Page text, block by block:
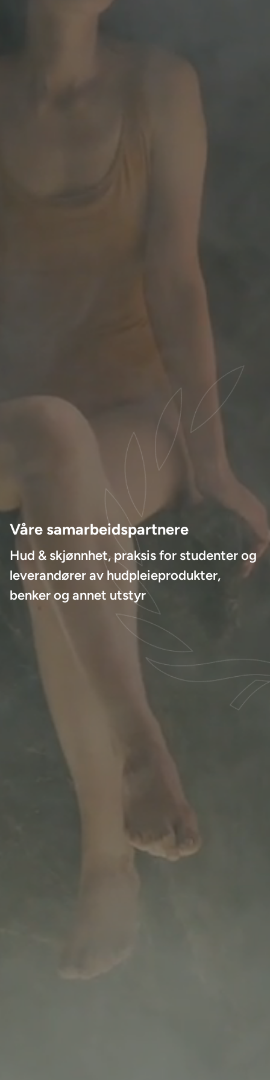
Våre samarbeidspartnere
Hud & skjønnhet, praksis for studenter og
leverandører av hudpleieprodukter,
benker og annet utstyr